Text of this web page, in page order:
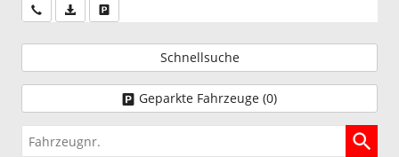
Wir rufen Sie anPDF-Datei, Fahrzeugexposé drucken
Schnellsuche
Geparkte Fahrzeuge (0)
Fahrzeugnr.